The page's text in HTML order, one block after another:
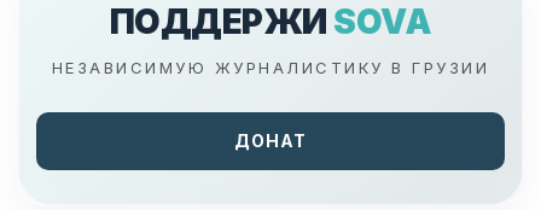
ПОДДЕРЖИ SOVA
НЕЗАВИСИМУЮ ЖУРНАЛИСТИКУ В ГРУЗИИ
ДОНАТ